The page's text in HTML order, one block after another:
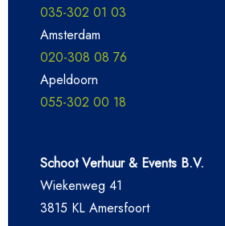
035-302 01 03
Amsterdam
020-308 08 76
Apeldoorn
055-302 00 18
Schoot Verhuur & Events B.V.
Wiekenweg 41
3815 KL Amersfoort